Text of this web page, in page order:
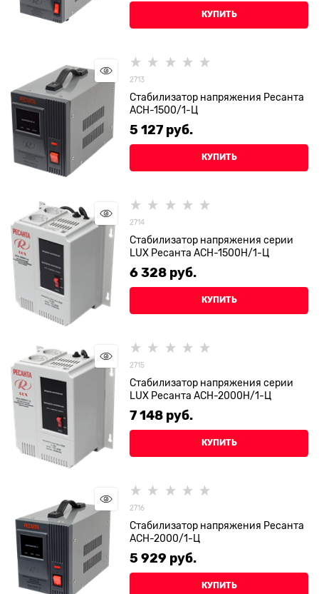
КУПИТЬ
2713
Стабилизатор напряжения Ресанта
АСН-1500/1-Ц
5 127 руб.
КУПИТЬ
2714
Стабилизатор напряжения серии
LUX Ресанта АСН-1500Н/1-Ц
6 328 руб.
КУПИТЬ
2715
Стабилизатор напряжения серии
LUX Ресанта АСН-2000Н/1-Ц
7 148 руб.
КУПИТЬ
2716
Стабилизатор напряжения Ресанта
АСН-2000/1-Ц
5 929 руб.
КУПИТЬ